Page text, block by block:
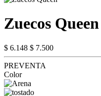
Zuecos Queen
$ 6.148 $ 7.500
PREVENTA
Color